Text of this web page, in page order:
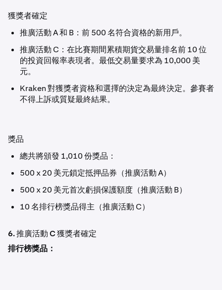
獲獎者確定
推廣活動 A 和 B：前 500 名符合資格的新用戶。
推廣活動 C：在比賽期間累積期貨交易量排名前 10 位
的投資回報率表現者。最低交易量要求為 10,000 美
元。
Kraken 對獲獎者資格和選擇的決定為最終決定。參賽者
不得上訴或質疑最終結果。
獎品
總共將頒發 1,010 份獎品：
500 x 20 美元鎖定抵押品券（推廣活動 A）
500 x 20 美元首次虧損保護額度（推廣活動 B）
10 名排行榜獎品得主（推廣活動 C）
6. 推廣活動 C 獲獎者確定
排行榜獎品：